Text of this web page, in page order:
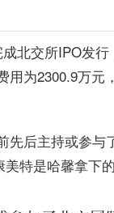
北交所IPO发
为2300.9万元
后主持或参
特是哈馨拿下的